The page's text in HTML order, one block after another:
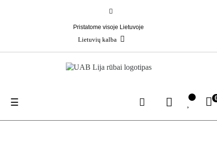
Pristatome visoje Lietuvoje
Lietuvių kalba
Toggle
☰